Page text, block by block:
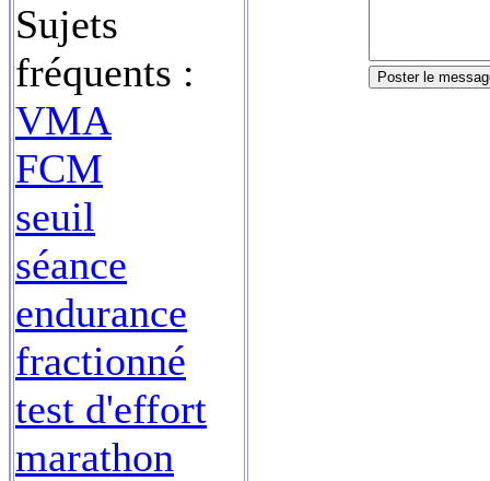
Sujets
fréquents :
VMA
FCM
seuil
séance
endurance
fractionné
test d'effort
marathon